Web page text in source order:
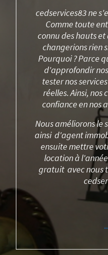
cedservices83 ne
Comme toute
connu des hauts et
changerions rien
Pourquoi ? Parce
d'approfondir
tester nos
réelles. Ainsi,
confiance en nos
Nous améliorons le
ainsi d'agent
ensuite mettre
location à
gratuit avec nous